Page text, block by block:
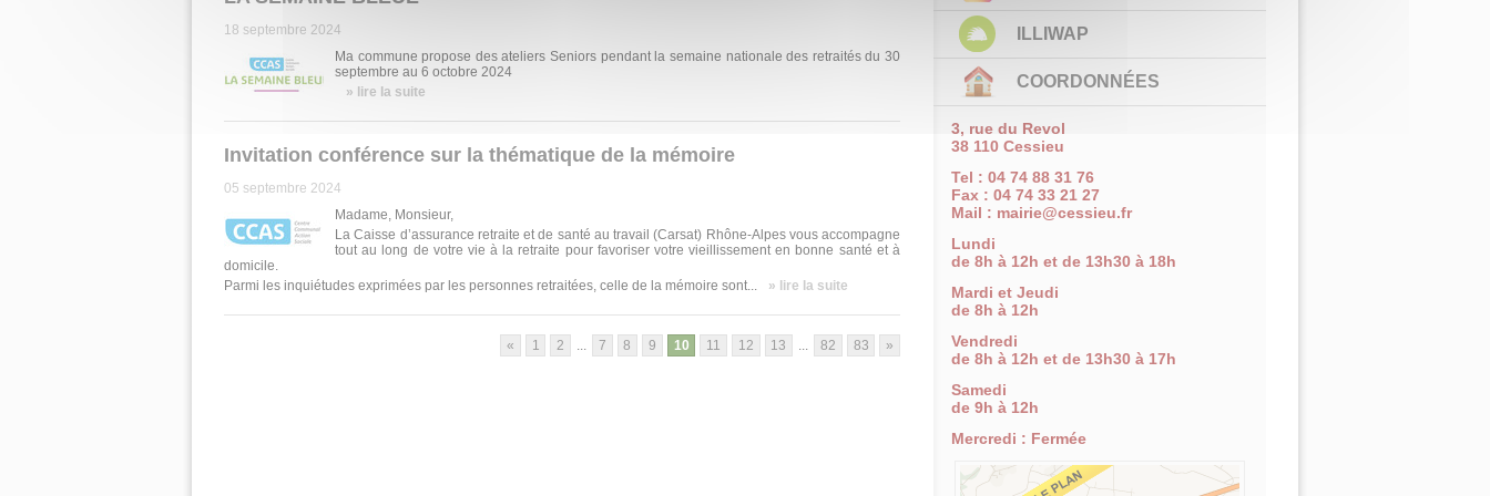
18 septembre 2024
Ma commune propose des ateliers Seniors pendant la semaine nationale des retraités du 30
septembre au 6 octobre 2024
» lire la suite
Invitation conférence sur la thématique de la mémoire
05 septembre 2024
Madame, Monsieur,
La Caisse d’assurance retraite et de santé au travail (Carsat) Rhône-Alpes vous accompagne
tout au long de votre vie à la retraite pour favoriser votre vieillissement en bonne santé et à
domicile.
Parmi les inquiétudes exprimées par les personnes retraitées, celle de la mémoire sont...
» lire la suite
« 1 2 ... 7 8 9 10 11 12 13 ... 82 83 »
ILLIWAP
COORDONNÉES
3, rue du Revol
38 110 Cessieu
Tel : 04 74 88 31 76
Fax : 04 74 33 21 27
Mail : mairie@cessieu.fr
Lundi
de 8h à 12h et de 13h30 à 18h
Mardi et Jeudi
de 8h à 12h
Vendredi
de 8h à 12h et de 13h30 à 17h
Samedi
de 9h à 12h
Mercredi : Fermée